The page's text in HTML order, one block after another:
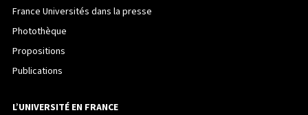
France Universités dans la presse
Photothèque
Propositions
Publications
L’UNIVERSITÉ EN FRANCE